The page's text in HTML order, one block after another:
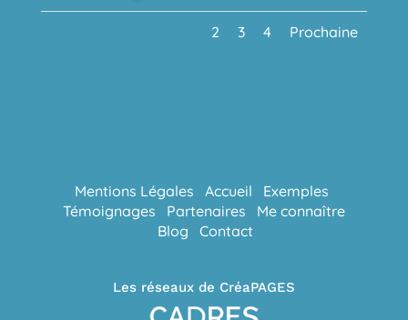
2 3 4 Prochaine
Mentions Légales Accueil
Exemples
Témoignages
Partenaires
Me connaître
Blog
Contact
Les réseaux de CréaPAGES